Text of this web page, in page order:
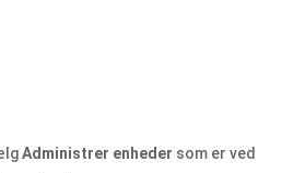
Administrer enheder som er ved